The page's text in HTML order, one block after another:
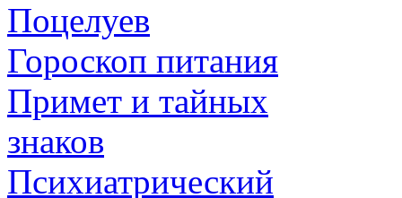
Поцелуев
Гороскоп питания
Примет и тайных
знаков
Психиатрический